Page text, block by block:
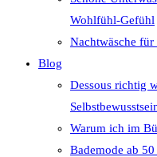
Wohlfühl-Gefühl
Nachtwäsche
Blog
Dessous richtig
Warum ich im
Bademode ab